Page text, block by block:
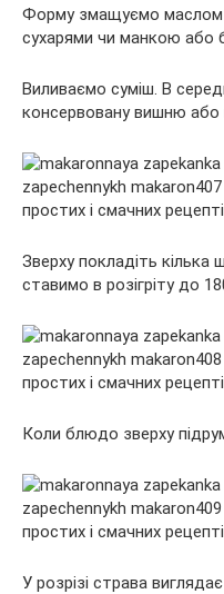
Форму змащуємо маслом
сухарями чи манкою або
Виливаємо суміш. В
консервовану вишню або
Зверху покладіть кілька
ставимо в розігріту до
Коли блюдо зверху
У розрізі страва